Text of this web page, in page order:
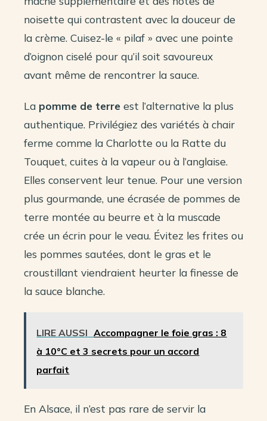
noisette qui contrastent avec la douceur de
la crème. Cuisez-le « pilaf » avec une pointe
d’oignon ciselé pour qu’il soit savoureux
avant même de rencontrer la sauce.
La pomme de terre est l’alternative la plus
authentique. Privilégiez des variétés à chair
ferme comme la Charlotte ou la Ratte du
Touquet, cuites à la vapeur ou à l’anglaise.
Elles conservent leur tenue. Pour une version
plus gourmande, une écrasée de pommes de
terre montée au beurre et à la muscade
crée un écrin pour le veau. Évitez les frites ou
les pommes sautées, dont le gras et le
croustillant viendraient heurter la finesse de
la sauce blanche.
LIRE AUSSI Accompagner le foie gras : 8
à 10°C et 3 secrets pour un accord
parfait
En Alsace, il n’est pas rare de servir la